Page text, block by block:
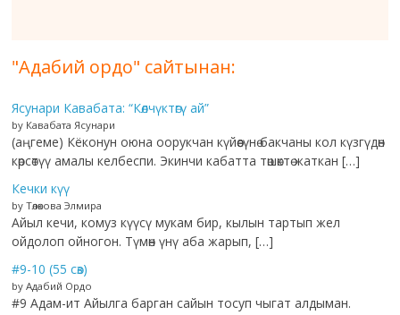
"Адабий ордо" сайтынан:
Ясунари Кавабата: “Көлчүктөгү ай”
by Кавабата Ясунари
(аңгеме) Кёконун оюна оорукчан күйөөсүнө бакчаны кол күзгүдөн
көрсөтүү амалы келбеспи. Экинчи кабатта төшөктө жаткан […]
Кечки күү
by Төлөкова Элмира
Айыл кечи, комуз күүсү мукам бир, кылын тартып жел
ойдолоп ойногон. Түмөн үнү аба жарып, […]
#9-10 (55 сөз)
by Адабий Ордо
#9 Адам-ит Айылга барган сайын тосуп чыгат алдыман.